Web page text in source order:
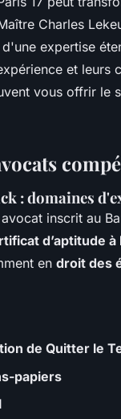
17
Charles
expertise
et leurs
vous offrir le
: domaines
inscrit au
d’aptitude à
en droit des
de Quitter le
papiers